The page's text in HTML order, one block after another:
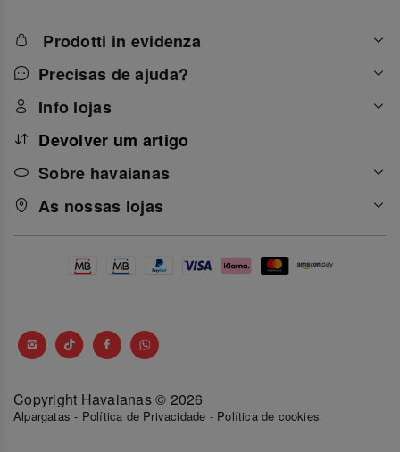
Prodotti in evidenza
Precisas de ajuda?
Info lojas
Devolver um artigo
Sobre havaianas
As nossas lojas
Copyright Havaianas © 2026
Alpargatas - Política de Privacidade - Política de cookies